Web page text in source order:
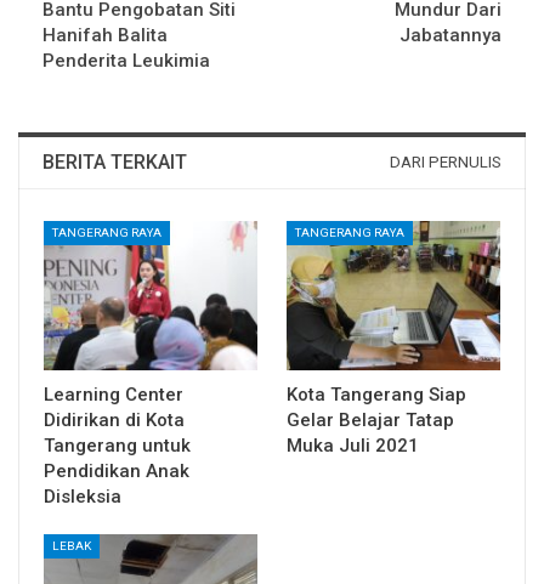
Bantu Pengobatan Siti
Hanifah Balita
Penderita Leukimia
Mundur Dari
Jabatannya
BERITA TERKAIT DARI PERNULIS
TANGERANG RAYA
Learning Center
Didirikan di Kota
Tangerang untuk
Pendidikan Anak
Disleksia
TANGERANG RAYA
Kota Tangerang Siap
Gelar Belajar Tatap
Muka Juli 2021
LEBAK